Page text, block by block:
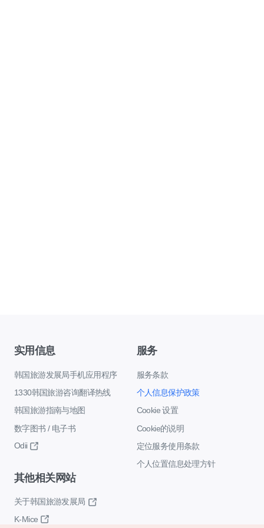
实用信息
韩国旅游发展局手机应用程序
1330韩国旅游咨询翻译热线
韩国旅游指南与地图
数字图书 / 电子书
Odii
服务
服务条款
个人信息保护政策
Cookie 设置
Cookie的说明
定位服务使用条款
个人位置信息处理方针
其他相关网站
关于韩国旅游发展局
K-Mice